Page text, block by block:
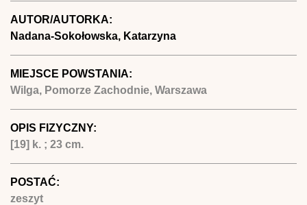
AUTOR/AUTORKA:
Nadana-Sokołowska, Katarzyna
MIEJSCE POWSTANIA:
Wilga, Pomorze Zachodnie, Warszawa
OPIS FIZYCZNY:
[19] k. ; 23 cm.
POSTAĆ:
zeszyt